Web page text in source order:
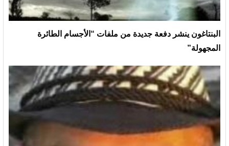
البنتاغون ينشر دفعة جديدة من ملفات “الأجسام الطائرة
المجهولة”